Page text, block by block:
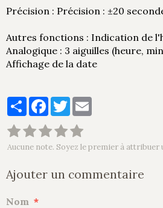
Précision : Précision : ±20
Autres fonctions : Indication de
Analogique : 3 aiguilles (heure,
Affichage de la date
PartagerFacebook
Twitter
Aucune note. Soyez le premier à attribuer
Ajouter un commentaire
Nom